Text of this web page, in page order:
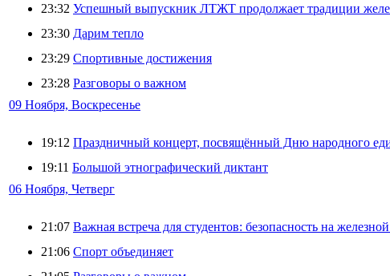
23:32 Успешный выпускник ЛТЖТ продолжает традиции
23:30 Дарим тепло
23:29 Спортивные достижения
23:28 Разговоры о важном️
09 Ноября, Воскресенье
19:12 Праздничный концерт, посвящённый Дню народного
19:11 Большой этнографический диктант
06 Ноября, Четверг
21:07 Важная встреча для студентов: безопасность на
21:06 Спорт объединяет